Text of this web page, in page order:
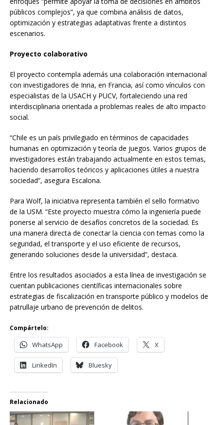
públicos complejos”, ya que combina análisis de datos,
optimización y estrategias adaptativas frente a distintos
escenarios.
Proyecto colaborativo
El proyecto contempla además una colaboración internacional
con investigadores de Inria, en Francia, así como vínculos con
especialistas de la USACH y PUCV, fortaleciendo una red
interdisciplinaria orientada a problemas reales de alto impacto
social.
“Chile es un país privilegiado en términos de capacidades
humanas en optimización y teoría de juegos. Varios grupos de
investigadores están trabajando actualmente en estos temas,
haciendo desarrollos teóricos y aplicaciones útiles a nuestra
sociedad”, asegura Escalona.
Para Wolf, la iniciativa representa también el sello formativo
de la USM. “Este proyecto muestra cómo la ingeniería puede
ponerse al servicio de desafíos concretos de la sociedad. Es
una manera directa de conectar la ciencia con temas como la
seguridad, el transporte y el uso eficiente de recursos,
generando soluciones desde la universidad”, destaca.
Entre los resultados asociados a esta línea de investigación se
cuentan publicaciones científicas internacionales sobre
estrategias de fiscalización en transporte público y modelos de
patrullaje urbano de prevención de delitos.
Compártelo:
WhatsApp Facebook X
LinkedIn Bluesky
Relacionado